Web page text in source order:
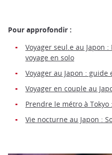
Pour approfondir :
Voyager seul.e au Japon
voyage en solo
Voyager au Japon : guide
Voyager en couple au
Prendre le métro à
Vie nocturne au Japon :